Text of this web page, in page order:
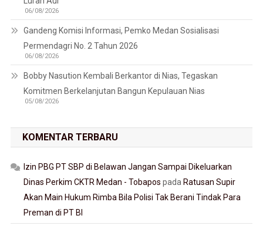
06/08/2026
Gandeng Komisi Informasi, Pemko Medan Sosialisasi
Permendagri No. 2 Tahun 2026
06/08/2026
Bobby Nasution Kembali Berkantor di Nias, Tegaskan
Komitmen Berkelanjutan Bangun Kepulauan Nias
05/08/2026
KOMENTAR TERBARU
Izin PBG PT SBP di Belawan Jangan Sampai Dikeluarkan
Dinas Perkim CKTR Medan - Tobapos pada Ratusan Supir
Akan Main Hukum Rimba Bila Polisi Tak Berani Tindak Para
Preman di PT BI